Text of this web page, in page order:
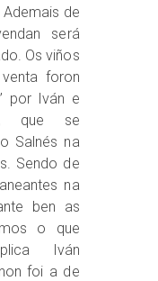
Ademais de
será
Os viños
foron
por Iván e
que se
Salnés na
Sendo de
na
ben as
o que
Iván
foi a de